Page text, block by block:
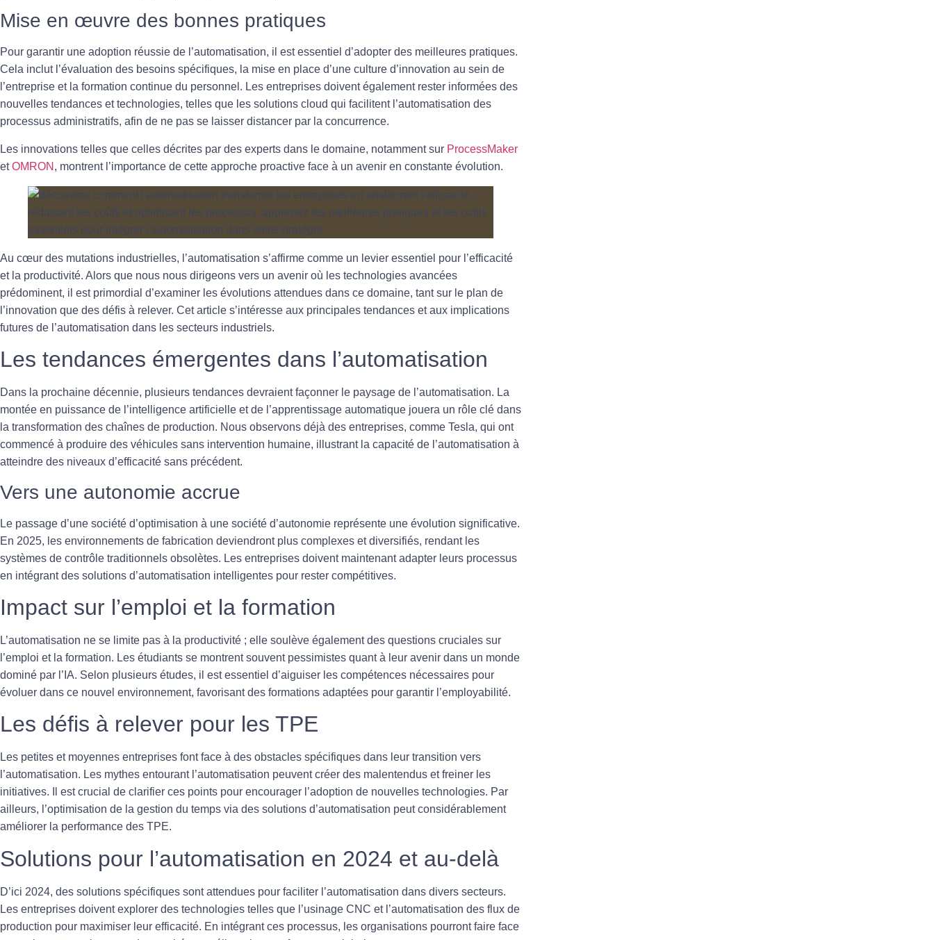
Mise en œuvre des bonnes pratiques
Pour garantir une adoption réussie de l’automatisation, il est essentiel d’adopter des meilleures pratiques.
Cela inclut l’évaluation des besoins spécifiques, la mise en place d’une culture d’innovation au sein de
l’entreprise et la formation continue du personnel. Les entreprises doivent également rester informées des
nouvelles tendances et technologies, telles que les solutions cloud qui facilitent l’automatisation des
processus administratifs, afin de ne pas se laisser distancer par la concurrence.
Les innovations telles que celles décrites par des experts dans le domaine, notamment sur ProcessMaker
etOMRON , montrent l’importance de cette approche proactive face à un avenir en constante évolution.
Au cœur des mutations industrielles, l’automatisation s’affirme comme un levier essentiel pour l’efficacité
et la productivité. Alors que nous nous dirigeons vers un avenir où les technologies avancées
prédominent, il est primordial d’examiner les évolutions attendues dans ce domaine, tant sur le plan de
l’innovation que des défis à relever. Cet article s’intéresse aux principales tendances et aux implications
futures de l’automatisation dans les secteurs industriels.
Les tendances émergentes dans l’automatisation
Dans la prochaine décennie, plusieurs tendances devraient façonner le paysage de l’automatisation. La
montée en puissance de l’intelligence artificielle et de l’apprentissage automatique jouera un rôle clé dans
la transformation des chaînes de production. Nous observons déjà des entreprises, comme Tesla, qui ont
commencé à produire des véhicules sans intervention humaine, illustrant la capacité de l’automatisation à
atteindre des niveaux d’efficacité sans précédent.
Vers une autonomie accrue
Le passage d’une société d’optimisation à une société d’autonomie représente une évolution significative.
En 2025, les environnements de fabrication deviendront plus complexes et diversifiés, rendant les
systèmes de contrôle traditionnels obsolètes. Les entreprises doivent maintenant adapter leurs processus
en intégrant des solutions d’automatisation intelligentes pour rester compétitives.
Impact sur l’emploi et la formation
L’automatisation ne se limite pas à la productivité ; elle soulève également des questions cruciales sur
l’emploi et la formation. Les étudiants se montrent souvent pessimistes quant à leur avenir dans un monde
dominé par l’ IA. Selon plusieurs études, il est essentiel d’aiguiser les compétences nécessaires pour
évoluer dans ce nouvel environnement, favorisant des formations adaptées pour garantir l’employabilité.
Les défis à relever pour les TPE
Les petites et moyennes entreprises font face à des obstacles spécifiques dans leur transition vers
l’automatisation. Les mythes entourant l’automatisation peuvent créer des malentendus et freiner les
initiatives. Il est crucial de clarifier ces points pour encourager l’adoption de nouvelles technologies. Par
ailleurs, l’optimisation de la gestion du temps via des solutions d’automatisation peut considérablement
améliorer la performance des TPE.
Solutions pour l’automatisation en 2024 et au-delà
D’ici 2024, des solutions spécifiques sont attendues pour faciliter l’automatisation dans divers secteurs.
Les entreprises doivent explorer des technologies telles que l’usinage CNC et l’automatisation des flux de
production pour maximiser leur efficacité. En intégrant ces processus, les organisations pourront faire face